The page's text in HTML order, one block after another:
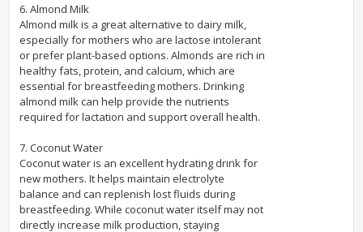
6. Almond Milk
Almond milk is a great alternative to dairy milk,
especially for mothers who are lactose intolerant
or prefer plant-based options. Almonds are rich in
healthy fats, protein, and calcium, which are
essential for breastfeeding mothers. Drinking
almond milk can help provide the nutrients
required for lactation and support overall health.
7. Coconut Water
Coconut water is an excellent hydrating drink for
new mothers. It helps maintain electrolyte
balance and can replenish lost fluids during
breastfeeding. While coconut water itself may not
directly increase milk production, staying